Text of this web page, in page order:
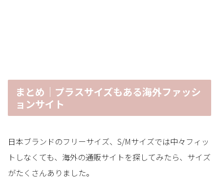
まとめ｜プラスサイズもある海外ファッシ
ョンサイト
日本ブランドのフリーサイズ、S/Mサイズでは中々フィッ
トしなくても、海外の通販サイトを探してみたら、サイズ
がたくさんありました。